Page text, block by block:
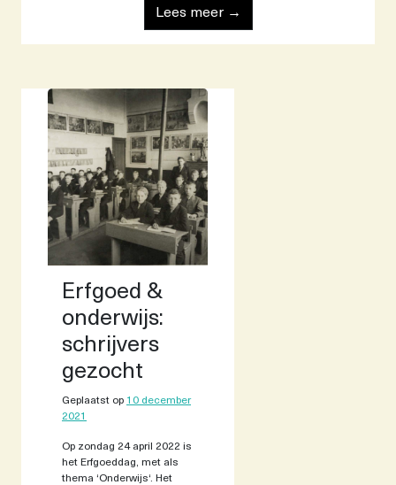
Lees meer →
Erfgoed &
onderwijs:
schrijvers
gezocht
Geplaatst op 10 december
2021
Op zondag 24 april 2022 is
het Erfgoeddag, met als
thema ‘Onderwijs‘. Het